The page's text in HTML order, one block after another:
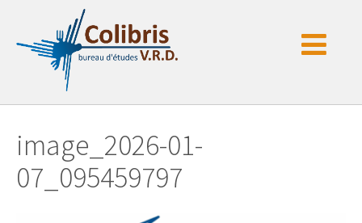
contenu
image_2026-01-
07_095459797